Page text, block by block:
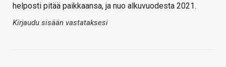
helposti pitää paikkaansa, ja nuo alkuvuodesta 2021.
Kirjaudu sisään vastataksesi